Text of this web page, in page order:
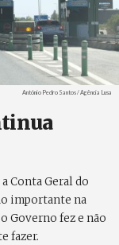
Créditos
António Pedro Santos / Agência Lusa
Conta Geral do
importante na
Governo fez e não
fazer.